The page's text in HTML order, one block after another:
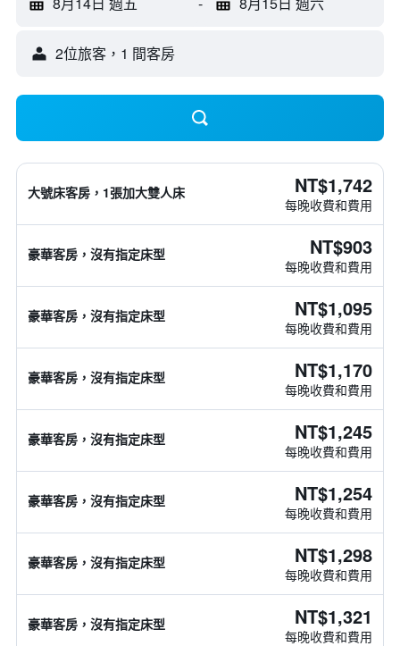
2位旅客，1 間客房
大號床客房，1張加大雙人床 NT$1,742
每晚收費和費用
豪華客房，沒有指定床型 NT$903
每晚收費和費用
豪華客房，沒有指定床型 NT$1,095
每晚收費和費用
豪華客房，沒有指定床型 NT$1,170
每晚收費和費用
豪華客房，沒有指定床型 NT$1,245
每晚收費和費用
豪華客房，沒有指定床型 NT$1,254
每晚收費和費用
豪華客房，沒有指定床型 NT$1,298
每晚收費和費用
豪華客房，沒有指定床型 NT$1,321
每晚收費和費用